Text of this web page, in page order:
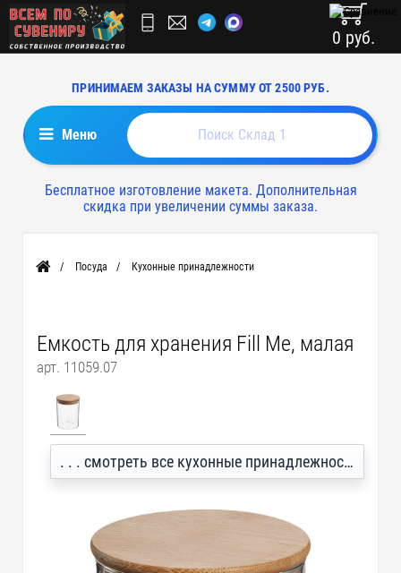
ПРИНИМАЕМ ЗАКАЗЫ НА СУММУ ОТ 2500 РУБ.
0 руб.
Меню
Бесплатное изготовление макета. Дополнительная
скидка при увеличении суммы заказа.
Главная Посуда Кухонные принадлежности
Емкость для хранения Fill Me, малая
арт. 11059.07
. . . смотреть все кухонные принадлежности